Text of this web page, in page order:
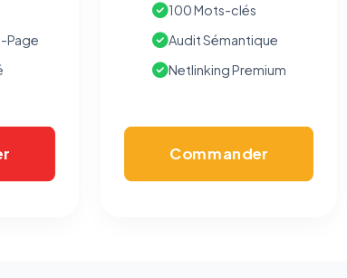
Page
100 Mots-clés
Audit Sémantique
Netlinking Premium
Commander